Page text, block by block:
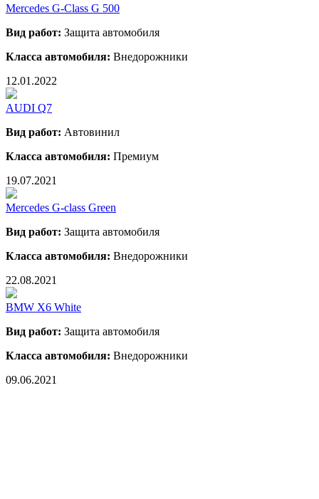
Mercedes G-Class G 500
Вид работ: Защита автомобиля
Класса автомобиля: Внедорожники
12.01.2022
AUDI Q7
Вид работ: Автовинил
Класса автомобиля: Премиум
19.07.2021
Mercedes G-class Green
Вид работ: Защита автомобиля
Класса автомобиля: Внедорожники
22.08.2021
BMW X6 White
Вид работ: Защита автомобиля
Класса автомобиля: Внедорожники
09.06.2021